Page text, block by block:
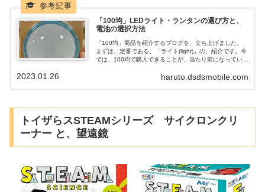
「100均」LEDライト・ランタンの選び方と、
電池の選択方法
「100均」商品を紹介するブログを、立ち上げました。
まずは、定番である、「ライト(light)」の、紹介です。今
では、100均で購入できることが、当たり前になっていま
稿していきたいと思います。haruto.dsdsmobile.com
2023.01.26
トイザらスSTEAMシリーズ サイクロンクリ
ーナー と、望遠鏡